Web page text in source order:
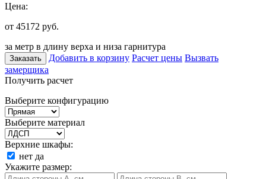
Цена:
от 45172 руб.
за метр в длину верха и низа гарнитура
Заказать Добавить в корзину Расчет цены Вызвать
замерщика
Получить расчет
Выберите конфигурацию
Выберите материал
Верхние шкафы:
нет да
Укажите размер: